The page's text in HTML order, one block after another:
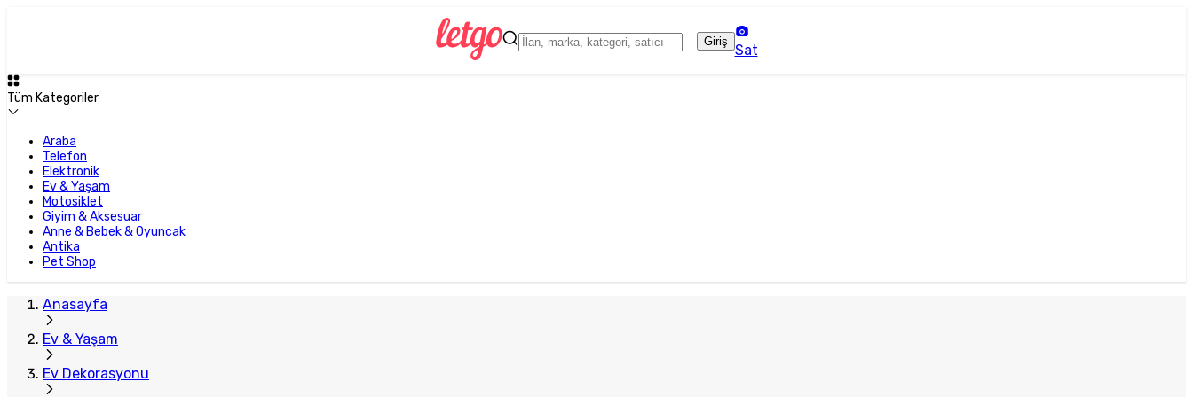
Giriş
Sat
Tüm Kategoriler
Araba
Telefon
Elektronik
Ev & Yaşam
Motosiklet
Giyim & Aksesuar
Anne & Bebek & Oyuncak
Antika
Pet Shop
Anasayfa
Ev & Yaşam
Ev Dekorasyonu